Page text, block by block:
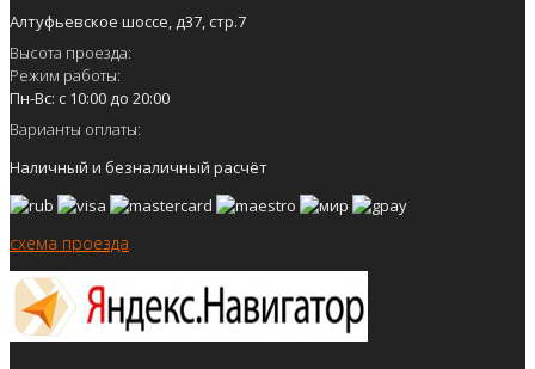
Алтуфьевское шоссе, д37, стр.7
Высота проезда:
Режим работы:
Пн-Вс: с 10:00 до 20:00
Варианты оплаты:
Наличный и безналичный расчёт
схема проезда